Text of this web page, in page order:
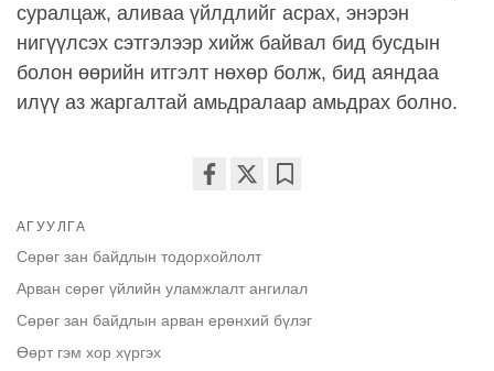
суралцаж, аливаа үйлдлийг асрах, энэрэн
нигүүлсэх сэтгэлээр хийж байвал бид бусдын
болон өөрийн итгэлт нөхөр болж, бид аяндаа
илүү аз жаргалтай амьдралаар амьдрах болно.
facebook
АГУУЛГА
Сөрөг зан байдлын тодорхойлолт
Арван сөрөг үйлийн уламжлалт ангилал
Сөрөг зан байдлын арван ерөнхий бүлэг
Өөрт гэм хор хүргэх